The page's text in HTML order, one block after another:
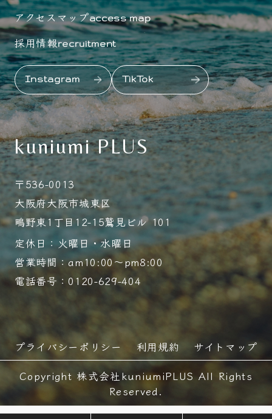
アクセスマップaccess map
採用情報recruitment
Instagram TikTok
kuniumi PLUS
〒536-0013
大阪府大阪市城東区
鴫野東1丁目12-15鷲見ビル 101
定休日：火曜日・水曜日
営業時間：am10:00～pm8:00
電話番号：0120-629-404
プライバシーポリシー 利用規約
サイトマップ
Copyright 株式会社kuniumiPLUS All Rights
Reserved.